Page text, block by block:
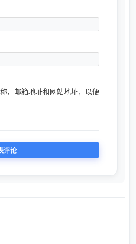
、邮箱地址和网站地址，以便